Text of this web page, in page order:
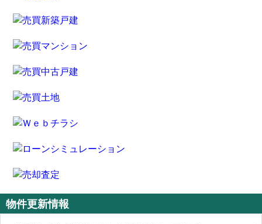
物件更新情報